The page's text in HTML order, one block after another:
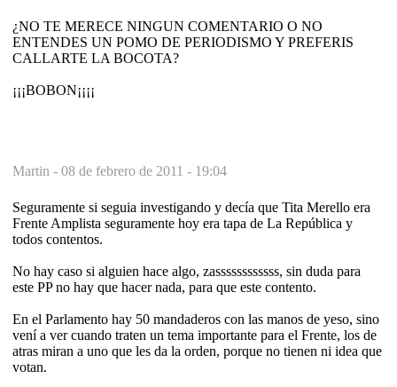
¿NO TE MERECE NINGUN COMENTARIO O NO
ENTENDES UN POMO DE PERIODISMO Y PREFERIS
CALLARTE LA BOCOTA?
¡¡¡BOBON¡¡¡¡
Martin - 08 de febrero de 2011 - 19:04
Seguramente si seguia investigando y decía que Tita Merello era
Frente Amplista seguramente hoy era tapa de La República y
todos contentos.
No hay caso si alguien hace algo, zassssssssssss, sin duda para
este PP no hay que hacer nada, para que este contento.
En el Parlamento hay 50 mandaderos con las manos de yeso, sino
vení a ver cuando traten un tema importante para el Frente, los de
atras miran a uno que les da la orden, porque no tienen ni idea que
votan.